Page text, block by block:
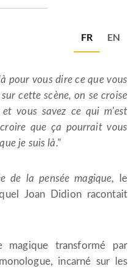
FR EN
pour vous dire ce que vous
cette scène, on se croise
vous savez ce qui m'est
que ça pourrait vous
je suis là."
de la pensée magique, le
Joan Didion racontait
magique transformé par
incarné sur les